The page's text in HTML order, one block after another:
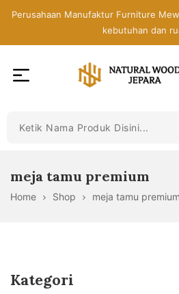
Perusahaan Manufaktur Furniture
kebutuhan dan
Jepara
Furniture
Jati
meja tamu premium
Home Shop meja tamu premium
Kategori